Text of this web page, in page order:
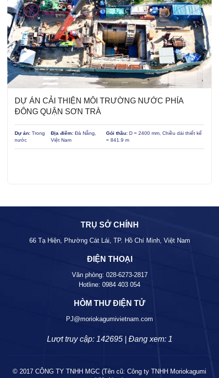
DỰ ÁN CẢI THIỆN MÔI TRƯỜNG NƯỚC PHÍA
ĐÔNG QUẬN SƠN TRÀ
Dự án: Trong
nước
Địa điểm:Đà Nẵng,
Việt Nam
Gói thầu:D = 2400 mm, Chiều dài thiết kế
= 841.9 m
TRỤ SỞ CHÍNH
66 Tạ Hiện, Phường Cát Lái, TP. Hồ Chí Minh, Việt Nam
ĐIỆN THOẠI
Văn phòng: 028-6273-2817
Hotline: 0984 403 054
HÒM THƯ ĐIỆN TỬ
PJ@moriokagumivietnam.com
Lượt truy cập: 142695 | Đang xem: 1
© 2017 CÔNG TY TNHH MGC (Tên cũ: Công ty TNHH Moriokagumi